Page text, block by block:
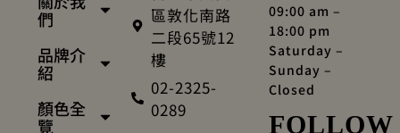
們
品牌介
紹
顏色全
覽
區敦化南路
二段65號12
樓
02-2325-
0289
09:00 am –
18:00 pm
Saturday –
Sunday –
Closed
FOLLOW